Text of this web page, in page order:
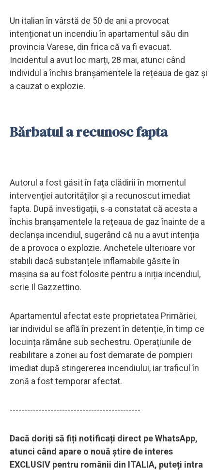
Un italian în vârstă de 50 de ani a provocat
intenționat un incendiu în apartamentul său din
provincia Varese, din frica că va fi evacuat.
Incidentul a avut loc marți, 28 mai, atunci când
individul a închis branșamentele la rețeaua de gaz și
a cauzat o explozie.
Bărbatul a recunosc fapta
Autorul a fost găsit în fața clădirii în momentul
intervenției autorităților și a recunoscut imediat
fapta. După investigații, s-a constatat că acesta a
închis branșamentele la rețeaua de gaz înainte de a
declanșa incendiul, sugerând că nu a avut intenția
de a provoca o explozie. Anchetele ulterioare vor
stabili dacă substanțele inflamabile găsite în
mașina sa au fost folosite pentru a iniția incendiul,
scrie Il Gazzettino.
Apartamentul afectat este proprietatea Primăriei,
iar individul se află în prezent în detenție, în timp ce
locuința rămâne sub sechestru. Operațiunile de
reabilitare a zonei au fost demarate de pompieri
imediat după stingererea incendiului, iar traficul în
zonă a fost temporar afectat.
---------------------------------------------
Dacă doriți să fiți notificați direct pe WhatsApp,
atunci când apare o nouă știre de interes
EXCLUSIV pentru românii din ITALIA, puteți intra